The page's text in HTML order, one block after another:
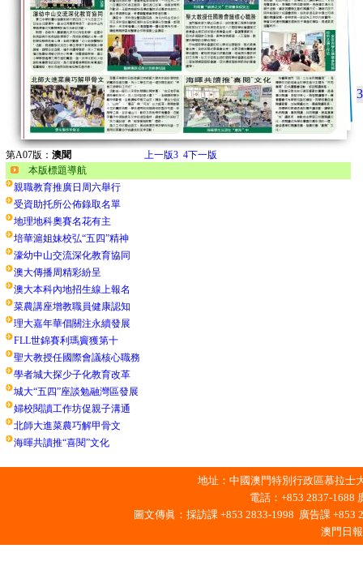
第A07版： 澳聞 上一版3 4下一版
本版標題導航
親職教育推廣日周六舉行
受資助托所公佈錄取名單
地理地科奧賽名花有主
培華滬姐妹校弘“五四”精神
濠幼中山交流深化教育協同
澳大傳播周精彩紛呈
澳大本科內地招生線上報名
菜農講座增教職員健康認知
理大嘉年華倡關注永續發展
FLL世錦賽利瑪竇獲第十
聖大教授任國際會議核心職務
學者城大探少子化教育改革
城大“五四”座談勉融灣區發展
婦校閱讀工作坊促親子溝通
北師大進菜農巧解甲骨文
海暉共讀推“喜閱”文化
3